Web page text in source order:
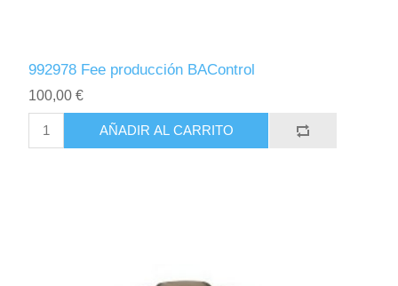
992978 Fee producción BAControl
100,00 €
AÑADIR AL CARRITO